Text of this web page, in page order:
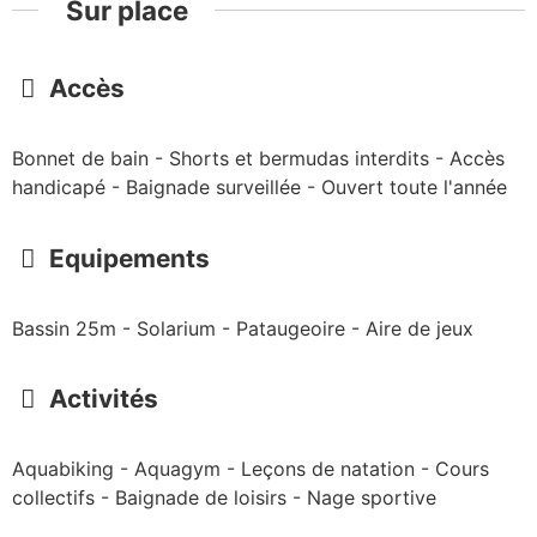
Sur place
Accès
Bonnet de bain - Shorts et bermudas interdits - Accès
handicapé - Baignade surveillée - Ouvert toute l'année
Equipements
Bassin 25m - Solarium - Pataugeoire - Aire de jeux
Activités
Aquabiking - Aquagym - Leçons de natation - Cours
collectifs - Baignade de loisirs - Nage sportive